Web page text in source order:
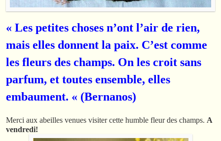
« Les petites choses n’ont l’air de rien,
mais elles donnent la paix. C’est comme
les fleurs des champs. On les croit sans
parfum, et toutes ensemble, elles
embaument. « (Bernanos)
Merci aux abeilles venues visiter cette humble fleur des champs. A
vendredi!